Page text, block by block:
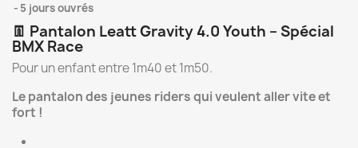
5 jours ouvrés
👖 Pantalon Leatt Gravity 4.0 Youth – Spécial
BMX Race
Pour un enfant entre 1m40 et 1m50.
Le pantalon des jeunes riders qui veulent aller vite et
fort !